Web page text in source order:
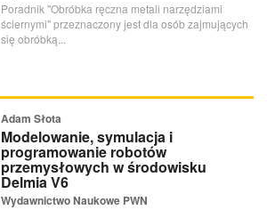
Poradnik "Obróbka ręczna metali narzędziami
ściernymi" przeznaczony jest dla osób zajmujących
się obróbką...
Adam Słota
Modelowanie, symulacja i
programowanie robotów
przemysłowych w środowisku
Delmia V6
Wydawnictwo Naukowe PWN